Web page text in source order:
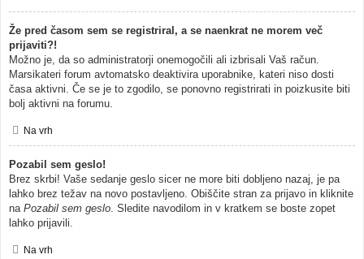
Že pred časom sem se registriral, a se naenkrat ne morem več
prijaviti?!
Možno je, da so administratorji onemogočili ali izbrisali Vaš račun.
Marsikateri forum avtomatsko deaktivira uporabnike, kateri niso dosti
časa aktivni. Če se je to zgodilo, se ponovno registrirati in poizkusite biti
bolj aktivni na forumu.
Na vrh
Pozabil sem geslo!
Brez skrbi! Vaše sedanje geslo sicer ne more biti dobljeno nazaj, je pa
lahko brez težav na novo postavljeno. Obiščite stran za prijavo in kliknite
na Pozabil sem geslo. Sledite navodilom in v kratkem se boste zopet
lahko prijavili.
Na vrh